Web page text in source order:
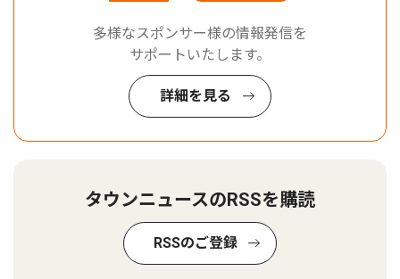
多様なスポンサー様の情報発信を
サポートいたします。
詳細を見る
タウンニュースのRSSを購読
RSSのご登録